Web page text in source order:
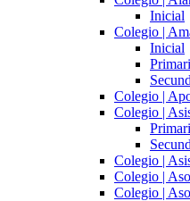
Inicial
Colegio |
Inicial
Colegio |
Colegio |
Colegio |
Colegio |
Colegio |